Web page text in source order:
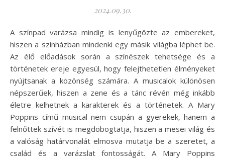
2024.09.30.
A színpad varázsa mindig is lenyűgözte az embereket,
hiszen a színházban mindenki egy másik világba léphet be.
Az élő előadások során a színészek tehetsége és a
történetek ereje egyesül, hogy felejthetetlen élményeket
nyújtsanak a közönség számára. A musicalok különösen
népszerűek, hiszen a zene és a tánc révén még inkább
életre kelhetnek a karakterek és a történetek. A Mary
Poppins című musical nem csupán a gyerekek, hanem a
felnőttek szívét is megdobogtatja, hiszen a mesei világ és
a valóság határvonalát elmosva mutatja be a szeretet, a
család és a varázslat fontosságát. A Mary Poppins